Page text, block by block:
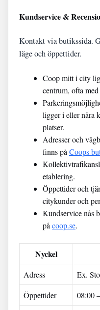
Kundservice &
Kontakt via butikssida.
läge och öppettider.
Coop mitt i city
centrum, ofta
ligger i eller nära
platser.
Adresser och
finns på Coops
etablering.
Öppettider och
citykunder och
Kundservice nås
på coop.se.
Nyckel
Adress
Ex.
Öppettider
08:00